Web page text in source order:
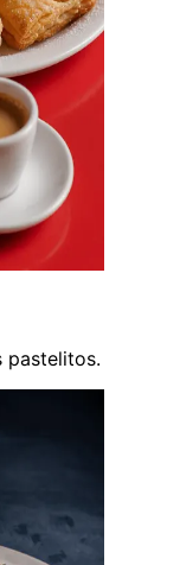
pastelitos.